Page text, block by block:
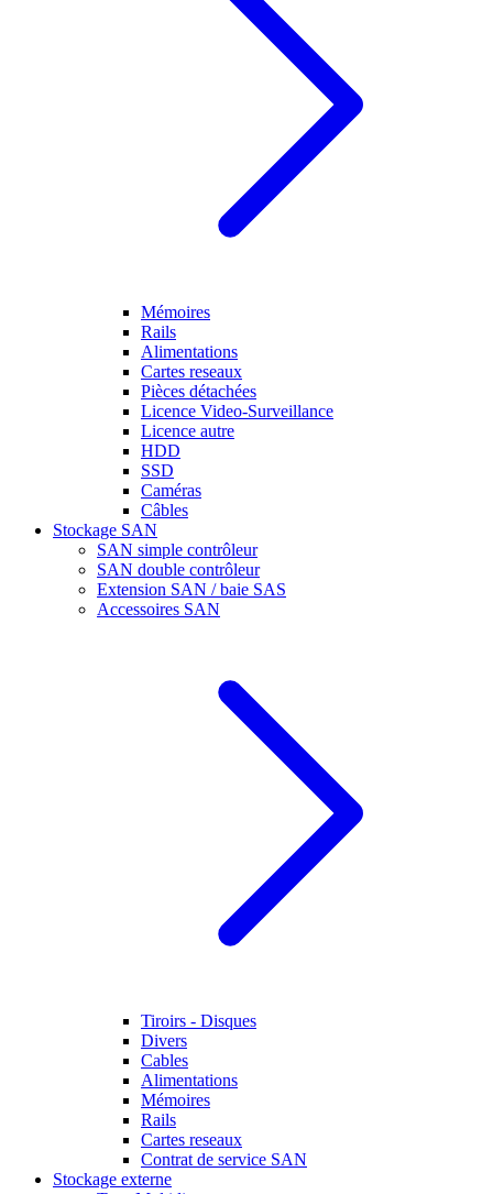
Mémoires
Rails
Alimentations
Cartes reseaux
Pièces détachées
Licence Video-Surveillance
Licence autre
HDD
SSD
Caméras
Câbles
Stockage SAN
SAN simple contrôleur
SAN double contrôleur
Extension SAN / baie SAS
Accessoires SAN
Tiroirs - Disques
Divers
Cables
Alimentations
Mémoires
Rails
Cartes reseaux
Contrat de service SAN
Stockage externe